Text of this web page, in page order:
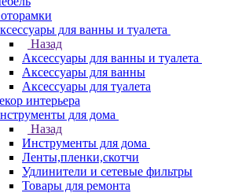
для ванны и туалета
Назад
Аксессуары для ванны и туалета
Аксессуары для ванны
Аксессуары для туалета
интерьера
для дома
Назад
Инструменты для дома
Ленты,пленки,скотчи
Удлинители и сетевые фильтры
Товары для ремонта